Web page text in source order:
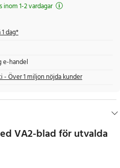
inom 1-2 vardagar
dag*
e-handel
- Över 1 miljon nöjda kunder
VA2-blad för utvalda